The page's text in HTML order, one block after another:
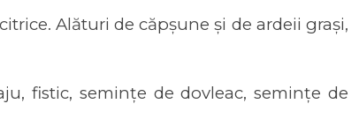
Alături de căpșune și de ardeii grași,
fistic, semințe de dovleac, semințe de